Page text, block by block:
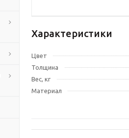
Характеристики
Цвет
Толщина
Вес, кг
Материал